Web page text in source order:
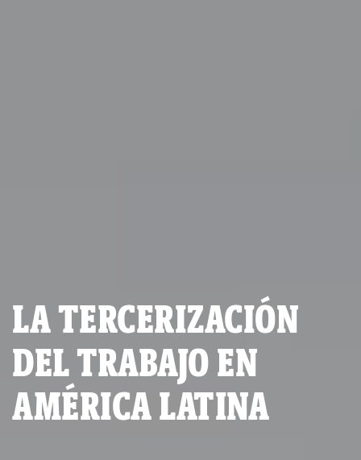
LA TERCERIZACIÓN
DEL TRABAJO EN
AMÉRICA LATINA